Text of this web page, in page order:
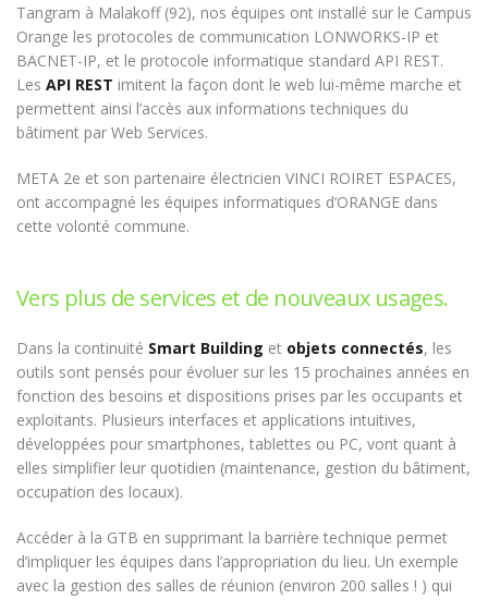
Tangram à Malakoff (92), nos équipes ont installé sur le Campus
Orange les protocoles de communication LONWORKS-IP et
BACNET-IP, et le protocole informatique standard API REST.
Les API REST imitent la façon dont le web lui-même marche et
permettent ainsi l’accès aux informations techniques du
bâtiment par Web Services.
META 2e et son partenaire électricien VINCI ROIRET ESPACES,
ont accompagné les équipes informatiques d’ORANGE dans
cette volonté commune.
Vers plus de services et de nouveaux usages.
Dans la continuité Smart Building et objets connectés, les
outils sont pensés pour évoluer sur les 15 prochaines années en
fonction des besoins et dispositions prises par les occupants et
exploitants. Plusieurs interfaces et applications intuitives,
développées pour smartphones, tablettes ou PC, vont quant à
elles simplifier leur quotidien (maintenance, gestion du bâtiment,
occupation des locaux).
Accéder à la GTB en supprimant la barrière technique permet
d’impliquer les équipes dans l’appropriation du lieu. Un exemple
avec la gestion des salles de réunion (environ 200 salles ! ) qui